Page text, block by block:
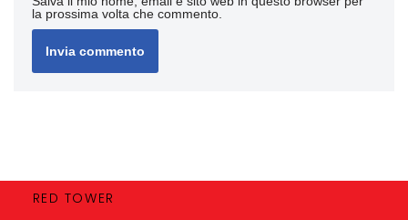
la prossima volta che commento.
RED TOWER